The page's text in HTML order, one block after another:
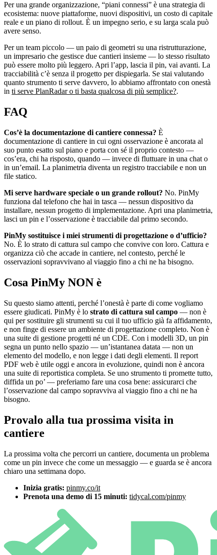
Per una grande organizzazione, “piani connessi” è una strategia di
ecosistema: nuove piattaforme, nuovi dispositivi, un costo di capitale
reale e un piano di rollout. È un impegno serio, e su larga scala può
avere senso.
Per un team piccolo — un paio di geometri su una ristrutturazione,
un impresario che gestisce due cantieri insieme — lo stesso risultato
può essere molto più leggero. Apri l’app, lascia il pin, vai avanti. La
tracciabilità c’è senza il progetto per dispiegarla. Se stai valutando
quanto strumento ti serve davvero, lo abbiamo affrontato con onestà
in ti serve PlanRadar o ti basta qualcosa di più semplice?.
FAQ
Cos’è la documentazione di cantiere connessa? È
documentazione di cantiere in cui ogni osservazione è ancorata al
suo punto esatto sul piano e porta con sé il proprio contesto —
cos’era, chi ha risposto, quando — invece di fluttuare in una chat o
in un’email. La planimetria diventa un registro tracciabile e non un
file statico.
Mi serve hardware speciale o un grande rollout? No. PinMy
funziona dal telefono che hai in tasca — nessun dispositivo da
installare, nessun progetto di implementazione. Apri una planimetria,
lasci un pin e l’osservazione è tracciabile dal primo secondo.
PinMy sostituisce i miei strumenti di progettazione o d’ufficio?
No. È lo strato di cattura sul campo che convive con loro. Cattura e
organizza ciò che accade in cantiere, nel contesto, perché le
osservazioni sopravvivano al viaggio fino a chi ne ha bisogno.
Cosa PinMy NON è
Su questo siamo attenti, perché l’onestà è parte di come vogliamo
essere giudicati. PinMy è lo strato di cattura sul campo — non è
qui per sostituire gli strumenti su cui il tuo ufficio già fa affidamento,
e non finge di essere un ambiente di progettazione completo. Non è
una suite di gestione progetti né un CDE. Con i modelli 3D, un pin
segna un punto nello spazio — un’istantanea datata — non un
elemento del modello, e non legge i dati degli elementi. Il report
PDF web è utile oggi e ancora in evoluzione, quindi non è ancora
una suite di reportistica completa. Se uno strumento ti promette tutto,
diffida un po’ — preferiamo fare una cosa bene: assicurarci che
l’osservazione dal campo sopravviva al viaggio fino a chi ne ha
bisogno.
Provalo alla tua prossima visita in
cantiere
La prossima volta che percorri un cantiere, documenta un problema
come un pin invece che come un messaggio — e guarda se è ancora
chiaro una settimana dopo.
Inizia gratis: pinmy.co/it
Prenota una demo di 15 minuti: tidycal.com/pinmy